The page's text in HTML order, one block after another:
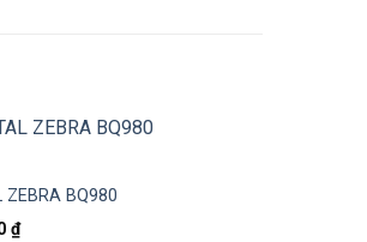
ZEBRA BQ980
₫